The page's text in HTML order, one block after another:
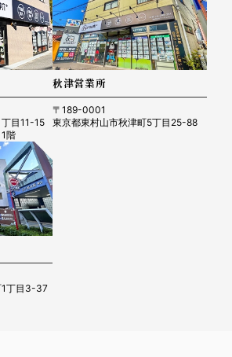
目11-15
階
秋津営業所
〒189-0001
東京都東村山市秋津町5丁目25-88
1丁目3-37